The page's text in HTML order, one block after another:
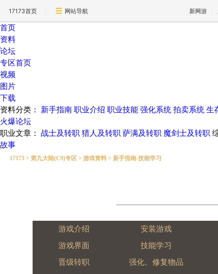
17173首页 网站导航 新网游
首页
资料
论坛
专区首页
视频
图片
下载
资料分类：
新手指南 职业介绍 职业技能 强化系统 拍卖系统 生
火爆论坛
职业文章：
战士及转职 猎人及转职 萨满及转职 魔剑士及转职
故事
17173 > 第九大陆(C9)专区 > 游戏资料 > 新手指南-技能学习
游戏介绍
安装游戏
游戏界面
技能学习
晋级转职
强化、修复物品